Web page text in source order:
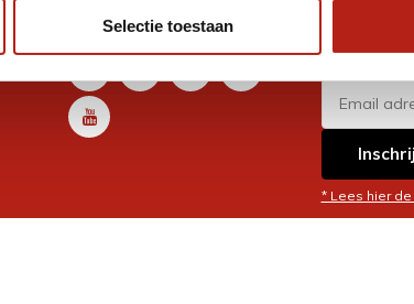
Selectie toestaan
Volg ons
* Lees hier